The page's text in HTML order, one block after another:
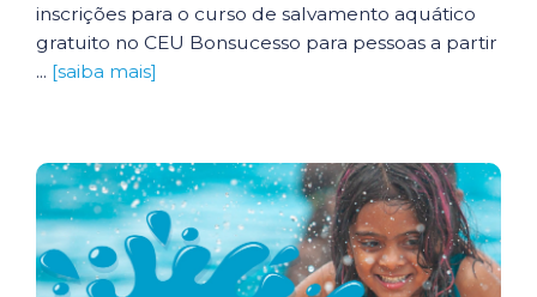
inscrições para o curso de salvamento aquático
gratuito no CEU Bonsucesso para pessoas a partir
... [saiba mais]